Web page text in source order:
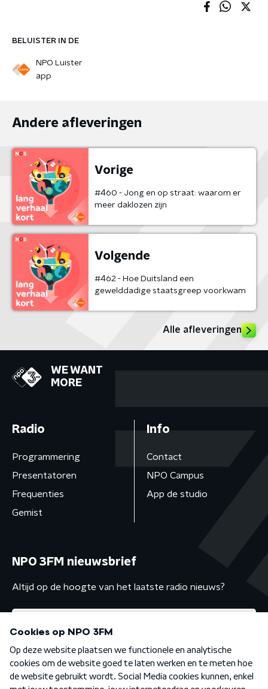
BELUISTER IN DE
NPO Luister
app
Andere afleveringen
Vorige
#460 - Jong en op straat: waarom er
meer daklozen zijn
Volgende
#462 - Hoe Duitsland een
gewelddadige staatsgreep voorkwam
Alle afleveringen
WE WANT
MORE
Radio
Programmering
Presentatoren
Frequenties
Gemist
Info
Contact
NPO Campus
App de studio
NPO 3FM nieuwsbrief
Altijd op de hoogte van het laatste radio nieuws?
Algemene voorwaarden Privacybeleid